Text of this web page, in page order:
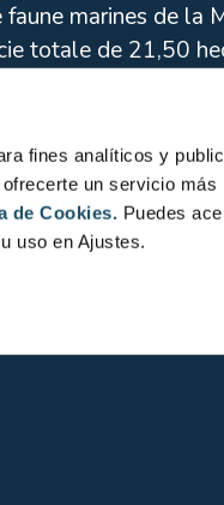
fines analíticos y
un servicio más
de Cookies. Puedes
uso en Ajustes.
marines de la
totale de 21,50
important parc
à
doit faire face aux